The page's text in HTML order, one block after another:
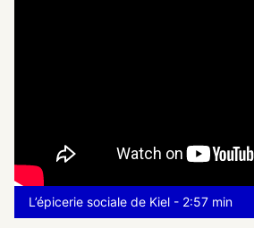
L’épicerie sociale de Kiel - 2:57 min